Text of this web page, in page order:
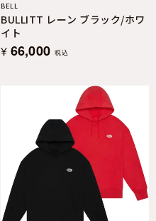
BELL
BULLITT レーン ブラック/ホワ
イト
¥ 66,000 税込